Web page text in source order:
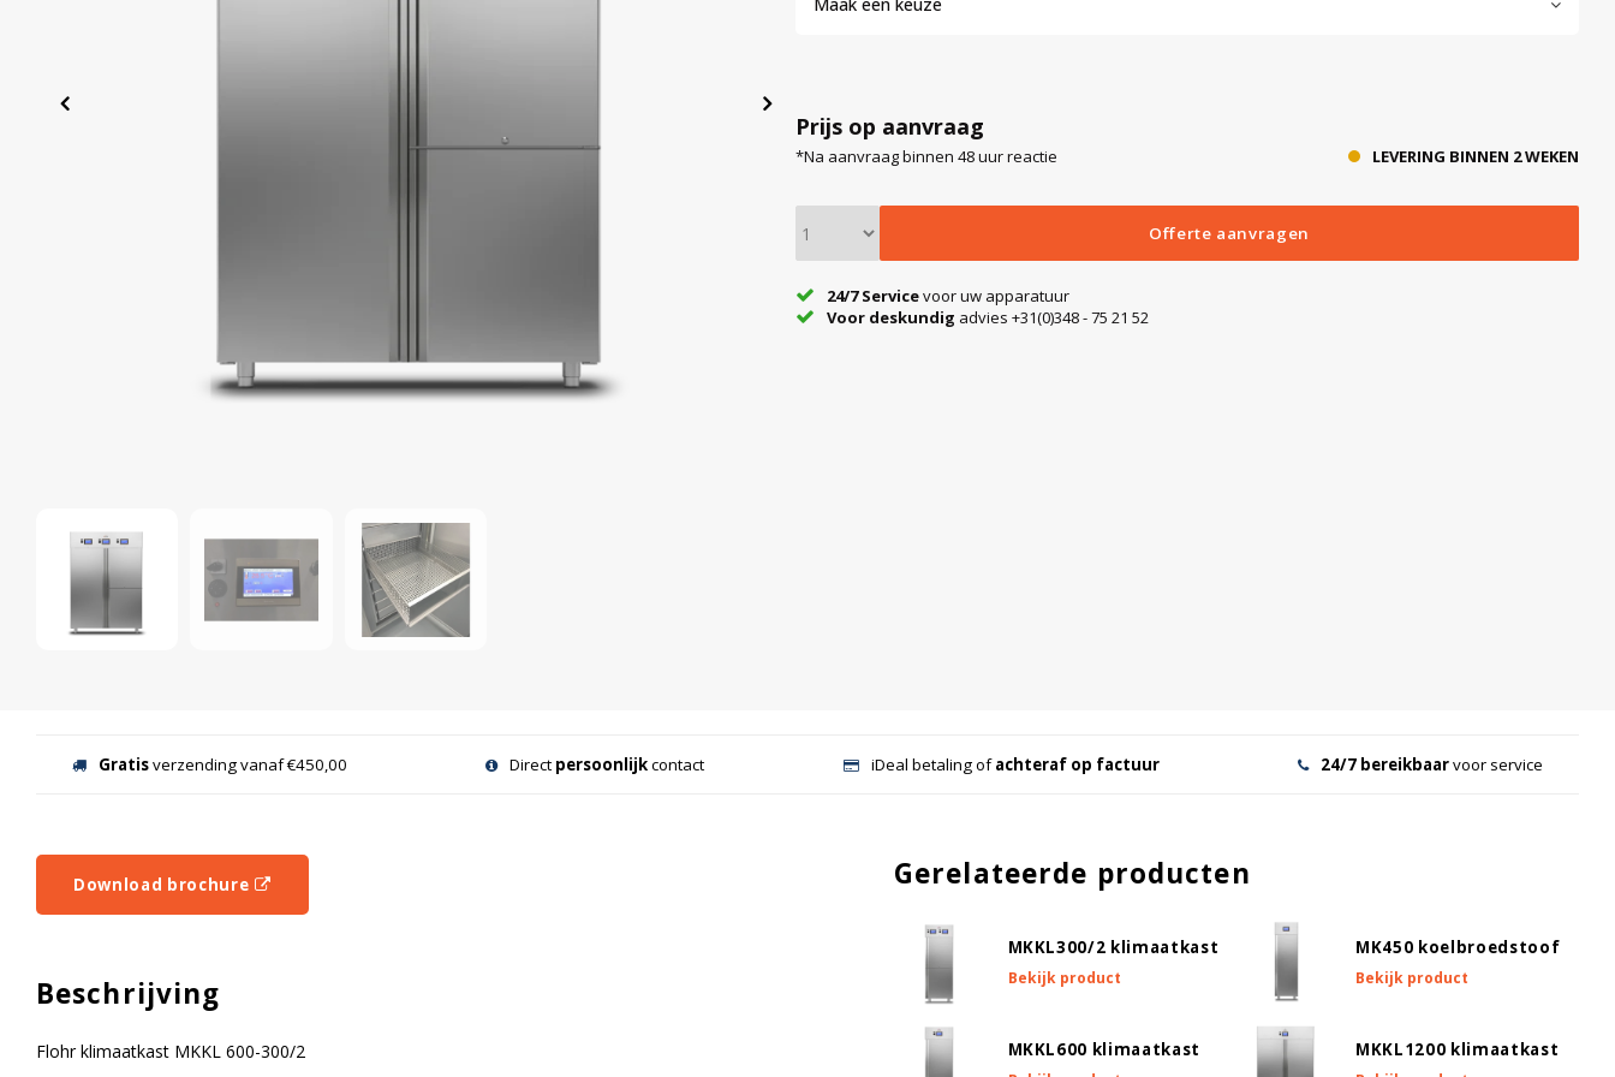
Prijs op aanvraag
*Na aanvraag binnen 48 uur reactie LEVERING BINNEN 2 WEKEN
Offerte aanvragen
24/7 Servicevoor uw apparatuur
Voor deskundig advies +31(0)348 - 75 21 52
Gratisverzending vanaf €450,00 Direct persoonlijkcontact iDeal betaling ofachteraf op factuur 24/7 bereikbaarvoor service
Download brochure
Beschrijving
Flohr klimaatkast MKKL 600-300/2
Gerelateerde producten
MKKL300/2 klimaatkast
Bekijk product
MK450 koelbroedstoof
Bekijk product
MKKL600 klimaatkast MKKL1200 klimaatkast